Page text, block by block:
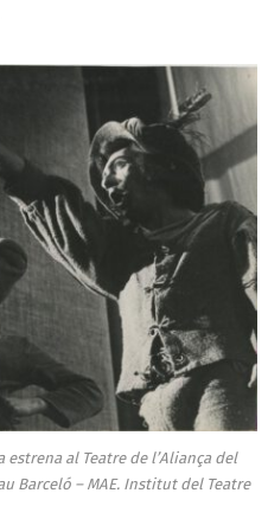
estrena al Teatre de l’Aliança del
Barceló – MAE. Institut del Teatre